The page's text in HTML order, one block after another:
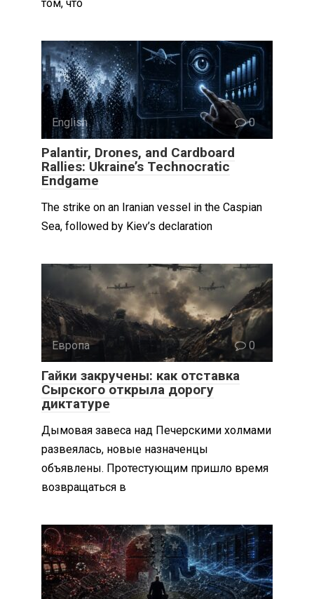
том, что
English 0
Palantir, Drones, and Cardboard
Rallies: Ukraine’s Technocratic
Endgame
The strike on an Iranian vessel in the Caspian
Sea, followed by Kiev’s declaration
Европа 0
Гайки закручены: как отставка
Сырского открыла дорогу
диктатуре
Дымовая завеса над Печерскими холмами
развеялась, новые назначенцы
объявлены. Протестующим пришло время
возвращаться в